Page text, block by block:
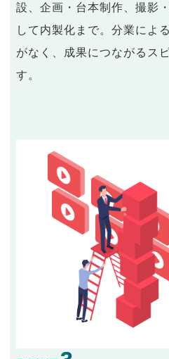
設、企画・台本制作、撮影
して内製化まで。分業によ
がなく、成果につながるス
す。